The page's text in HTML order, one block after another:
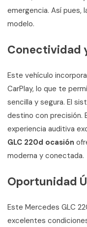
emergencia. Así pues,
modelo.
Conectividad
Este vehículo
CarPlay, lo que te
sencilla y segura. El
destino con precisión.
experiencia auditiva
GLC 220d ocasión
moderna y conectada.
Oportunidad
Este Mercedes GLC
excelentes